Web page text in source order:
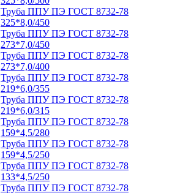
Труба ППУ ПЭ ГОСТ 8732-78
325*8,0/450
Труба ППУ ПЭ ГОСТ 8732-78
273*7,0/450
Труба ППУ ПЭ ГОСТ 8732-78
273*7,0/400
Труба ППУ ПЭ ГОСТ 8732-78
219*6,0/355
Труба ППУ ПЭ ГОСТ 8732-78
219*6,0/315
Труба ППУ ПЭ ГОСТ 8732-78
159*4,5/280
Труба ППУ ПЭ ГОСТ 8732-78
159*4,5/250
Труба ППУ ПЭ ГОСТ 8732-78
133*4,5/250
Труба ППУ ПЭ ГОСТ 8732-78